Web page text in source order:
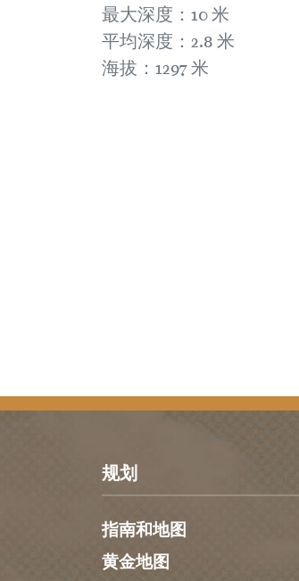
最大深度：10 米
平均深度：2.8 米
海拔：1297 米
规划
指南和地图
黄金地图